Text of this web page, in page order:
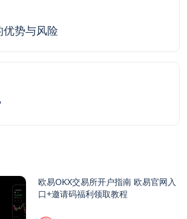
势与风险
欧易OKX交易所开户指南 欧易官网入
口+邀请码福利领取教程